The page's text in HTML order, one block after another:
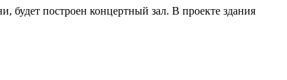
будет построен концертный зал. В проекте здания